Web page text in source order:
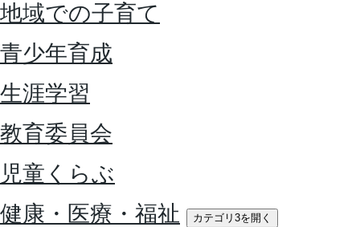
地域での子育て
青少年育成
生涯学習
教育委員会
児童くらぶ
健康・医療・福祉
カテゴリ3を開く